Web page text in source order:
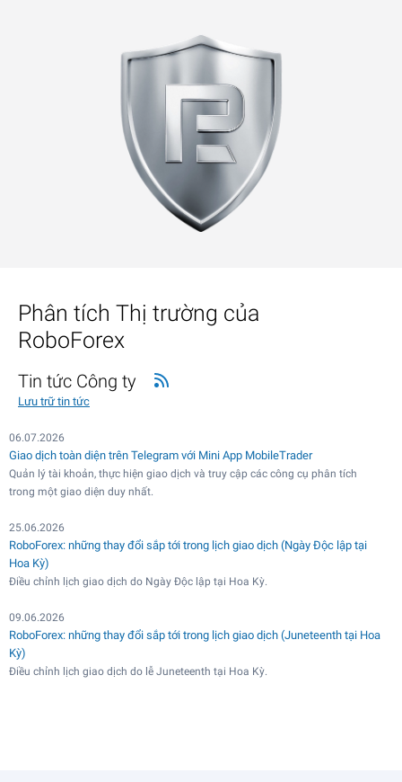
Phân tích Thị trường của
RoboForex
Tin tức Công ty
Lưu trữ tin tức
06.07.2026
Giao dịch toàn diện trên Telegram với Mini App MobileTrader
Quản lý tài khoản, thực hiện giao dịch và truy cập các công cụ phân tích
trong một giao diện duy nhất.
25.06.2026
RoboForex: những thay đổi sắp tới trong lịch giao dịch (Ngày Độc lập tại
Hoa Kỳ)
Điều chỉnh lịch giao dịch do Ngày Độc lập tại Hoa Kỳ.
09.06.2026
RoboForex: những thay đổi sắp tới trong lịch giao dịch (Juneteenth tại Hoa
Kỳ)
Điều chỉnh lịch giao dịch do lễ Juneteenth tại Hoa Kỳ.